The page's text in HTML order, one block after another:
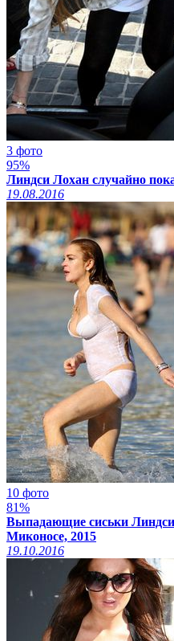
3 фото
95%
Линдси Лохан случайно
19.08.2016
10 фото
81%
Выпадающие сиськи
Миконосе, 2015
19.10.2016